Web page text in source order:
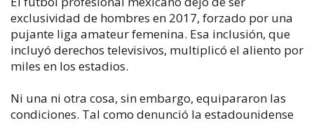
exclusividad de hombres en 2017, forzado por una
pujante liga amateur femenina. Esa inclusión, que
incluyó derechos televisivos, multiplicó el aliento por
miles en los estadios.
Ni una ni otra cosa, sin embargo, equipararon las
condiciones. Tal como denunció la estadounidense